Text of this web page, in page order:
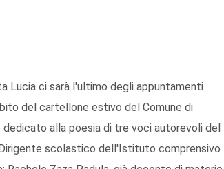
Lucia ci sarà l'ultimo degli appuntamenti
del cartellone estivo del Comune di
alla poesia di tre voci autorevoli del
Dirigente scolastico dell'Istituto comprensivo